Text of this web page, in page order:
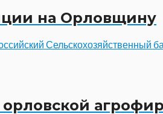
на Орловщину
Сельскохозяйственный